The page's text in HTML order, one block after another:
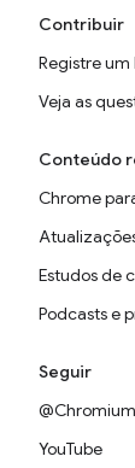
Contribuir
Registre um
Veja as
Conteúdo
Chrome
Estudos de
Podcasts e
Seguir
YouTube